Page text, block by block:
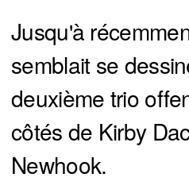
Jusqu'à
semblait se
deuxième trio
côtés de Kirby
Newhook.